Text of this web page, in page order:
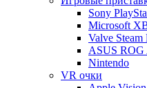
Sony
Microsoft
Valve Steam
ASUS
Nintendo
VR очки